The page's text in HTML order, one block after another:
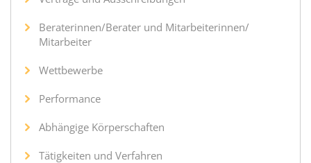
Beraterinnen/Berater und Mitarbeiterinnen/
Mitarbeiter
Wettbewerbe
Performance
Abhängige Körperschaften
Tätigkeiten und Verfahren